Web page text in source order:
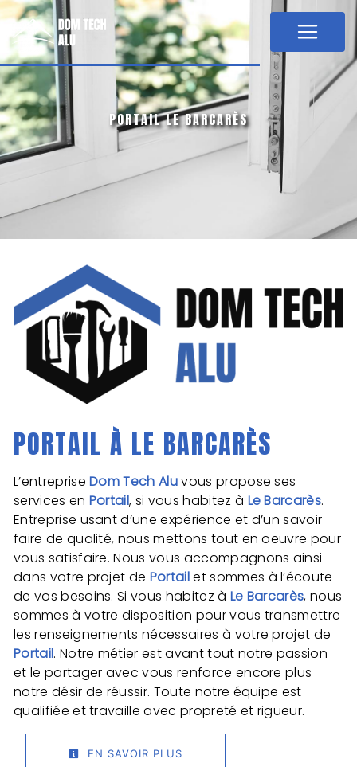
Panneau de gestion des cookies
PORTAIL LE BARCARÈS
PORTAIL À LE BARCARÈS
L’entrepriseDom Tech Aluvous propose ses
services en Portail, si vous habitez à Le Barcarès.
Entreprise usant d’une expérience et d’un savoir-
faire de qualité, nous mettons tout en oeuvre pour
vous satisfaire. Nous vous accompagnons ainsi
dans votre projet de Portailet sommes à l’écoute
de vos besoins. Si vous habitez à Le Barcarès, nous
sommes à votre disposition pour vous transmettre
les renseignements nécessaires à votre projet de
Portail. Notre métier est avant tout notre passion
et le partager avec vous renforce encore plus
notre désir de réussir. Toute notre équipe est
qualifiée et travaille avec propreté et rigueur.
EN SAVOIR PLUS